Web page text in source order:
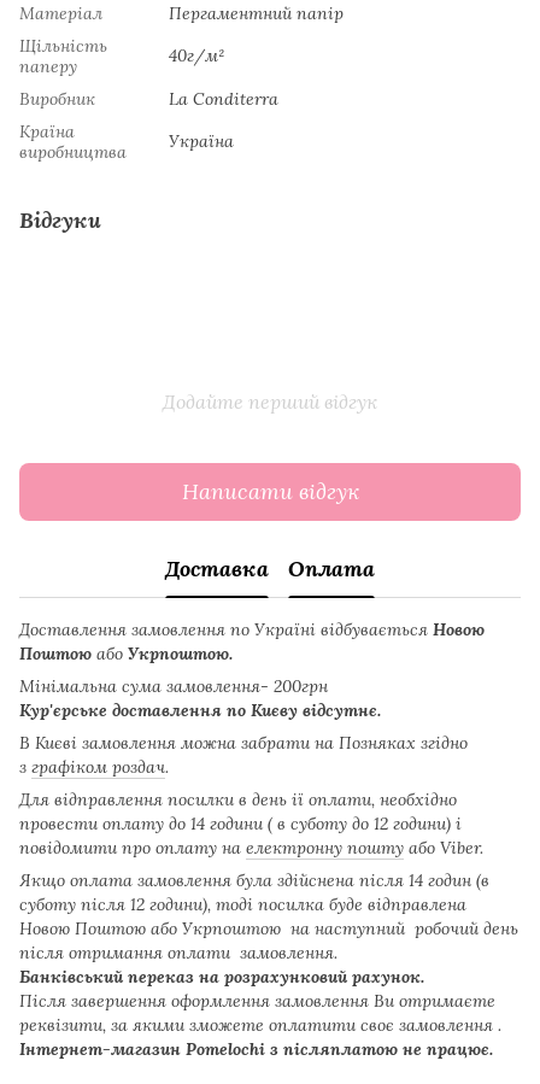
Матеріал
Пергаментний папір
Щільність
паперу
40г/м²
Виробник
La Сonditerra
Країна
виробництва
Україна
Відгуки
Додайте перший відгук
Написати відгук
Доставка Оплата
Доставлення замовлення по Україні відбувається Новою
Поштою або Укрпоштою.
Мінімальна сума замовлення- 200грн
Кур'єрське доставлення по Києву відсутнє.
В Києві замовлення можна забрати на Позняках згідно
з графіком роздач.
Для відправлення посилки в день ії оплати, необхідно
провести оплату до 14 години ( в суботу до 12 години) і
повідомити про оплату на електронну пошту або Viber.
Якщо оплата замовлення була здійснена після 14 годин (в
суботу після 12 години), тоді посилка буде відправлена
Новою Поштою або Укрпоштою на наступний робочий день
після отримання оплати замовлення.
Банківський переказ на розрахунковий рахунок.
Після завершення оформлення замовлення Ви отримаєте
реквізити, за якими зможете оплатити своє замовлення .
Інтернет-магазин Pomelochi з післяплатою не працює.